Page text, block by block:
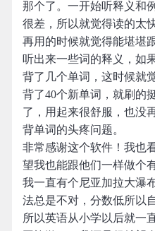
那个了。一开始听释义和
很差，所以就觉得读的太
再用的时候就觉得能堪堪
听出来一些词的释义，如
背了几个单词，这时候就
背了40个新单词，就刷的
了，用起来很舒服，也没
背单词的头疼问题。
非常感谢这个软件！我也
望我也能跟他们一样做个
我一直有个尼亚加拉大瀑
法总是不对，分数低所以
所以英语从小学以后就一